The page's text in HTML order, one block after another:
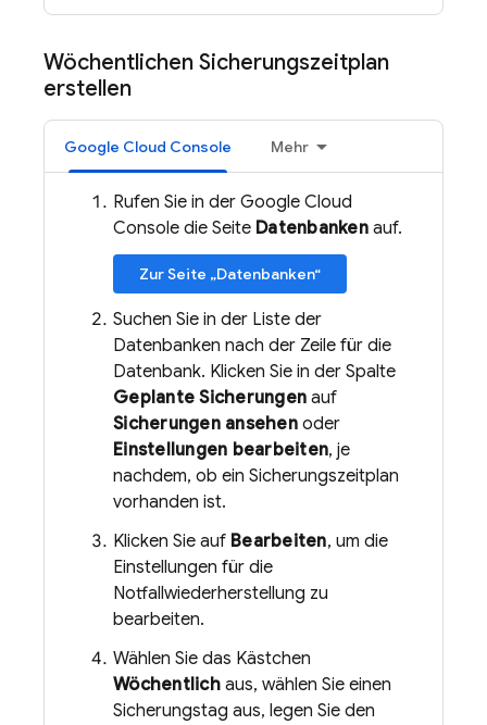
Wöchentlichen Sicherungszeitplan
erstellen
Google Cloud Console Mehr
Rufen Sie in der Google Cloud
Console die Seite Datenbankenauf.
Zur Seite „Datenbanken“
Suchen Sie in der Liste der
Datenbanken nach der Zeile für die
Datenbank. Klicken Sie in der Spalte
Geplante Sicherungen auf
Sicherungen ansehenoder
Einstellungen bearbeiten, je
nachdem, ob ein Sicherungszeitplan
vorhanden ist.
Klicken Sie auf Bearbeiten, um die
Einstellungen für die
Notfallwiederherstellung zu
bearbeiten.
Wählen Sie das Kästchen
Wöchentlichaus, wählen Sie einen
Sicherungstag aus, legen Sie den